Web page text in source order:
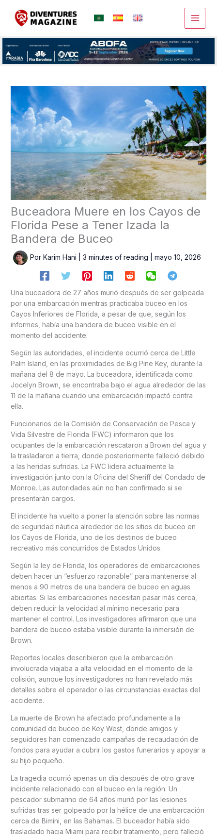
contenido
Buceadora Muere en los Cayos de
Florida Pese a Tener Izada la
Bandera de Buceo
Por Karim Hani 3 minutes of reading mayo 10, 2026
Una buceadora de 27 años murió después de ser golpeada
por una embarcación mientras practicaba buceo en los
Cayos Inferiores de Florida, a pesar de que, según los
informes, había una bandera de buceo visible en el
momento del accidente.
Según las autoridades, el incidente ocurrió cerca de Little
Palm Island, en las proximidades de Big Pine Key, durante la
mañana del 8 de mayo. La buceadora, identificada como
Jocelyn Brown, se encontraba bajo el agua alrededor de las
11 de la mañana cuando una embarcación impactó contra
ella.
Funcionarios de la Comisión de Conservación de Pesca y
Vida Silvestre de Florida (FWC) informaron que los
ocupantes de la embarcación rescataron a Brown del agua y
la trasladaron a tierra, donde posteriormente falleció debido
a las heridas sufridas. La FWC lidera actualmente la
investigación junto con la Oficina del Sheriff del Condado de
Monroe. Las autoridades aún no han confirmado si se
presentarán cargos.
El incidente ha vuelto a poner la atención sobre las normas
de seguridad náutica alrededor de los sitios de buceo en
los Cayos de Florida, uno de los destinos de buceo
recreativo más concurridos de Estados Unidos.
Según la ley de Florida, los operadores de embarcaciones
deben hacer un “esfuerzo razonable” para mantenerse al
menos a 90 metros de una bandera de buceo en aguas
abiertas. Si las embarcaciones necesitan pasar más cerca,
deben reducir la velocidad al mínimo necesario para
mantener el control. Los investigadores afirmaron que una
bandera de buceo estaba visible durante la inmersión de
Brown.
Reportes locales describieron que la embarcación
involucrada viajaba a alta velocidad en el momento de la
colisión, aunque los investigadores no han revelado más
detalles sobre el operador o las circunstancias exactas del
accidente.
La muerte de Brown ha afectado profundamente a la
comunidad de buceo de Key West, donde amigos y
seguidores han comenzado campañas de recaudación de
fondos para ayudar a cubrir los gastos funerarios y apoyar a
su hijo pequeño.
La tragedia ocurrió apenas un día después de otro grave
incidente relacionado con el buceo en la región. Un
pescador submarino de 64 años murió por las lesiones
sufridas tras ser golpeado por la hélice de una embarcación
cerca de Bimini, en las Bahamas. El buceador había sido
trasladado hacia Miami para recibir tratamiento, pero falleció